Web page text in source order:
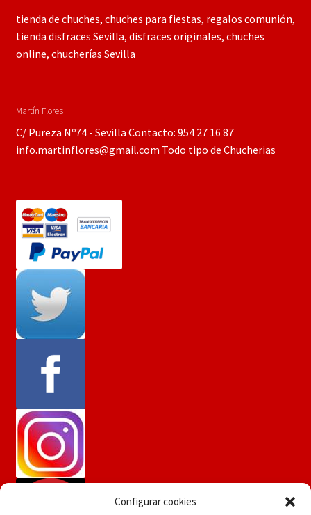
Configurar cookies
tienda de chuches, chuches para fiestas, regalos comunión,
tienda disfraces Sevilla, disfraces originales, chuches
online, chucherías Sevilla
Martín Flores
C/ Pureza Nº74 - Sevilla Contacto: 954 27 16 87
info.martinflores@gmail.com Todo tipo de Chucherias